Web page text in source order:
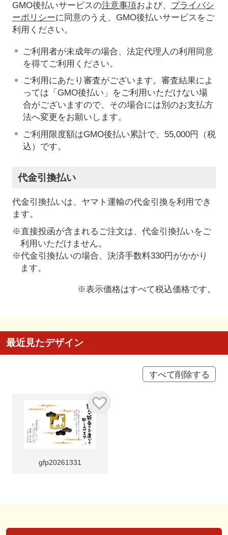
GMO後払いサービスの注意事項および、 プライバシ
ーポリシーに同意のうえ、GMO後払いサービスをご
利用ください。
ご利用者が未成年の場合、法定代理人の利用同意
を得てご利用ください。
ご利用にあたり審査がございます。審査結果によ
っては「GMO後払い」をご利用いただけない場
合がございますので、その場合には別のお支払方
法へ変更をお願いします。
ご利用限度額はGMO後払い累計で、55,000円（税
込）です。
代金引換払い
代金引換払いは、ヤマト運輸の代金引換を利用でき
ます。
※直接投函が含まれるご注文は、代金引換払いをご
利用いただけません。
※代金引換払いの場合、決済手数料330円がかかり
ます。
※表示価格はすべて税込価格です。
最近見たデザイン
すべて削除する
gfp20261331